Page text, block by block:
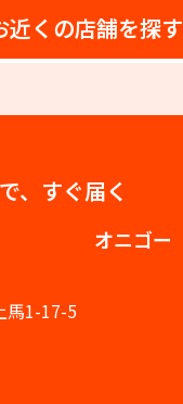
近くの店舗を探す
、すぐ届く
オニゴー
馬1-17-5